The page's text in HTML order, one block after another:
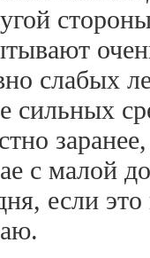
слабых
сильных
с малой
если